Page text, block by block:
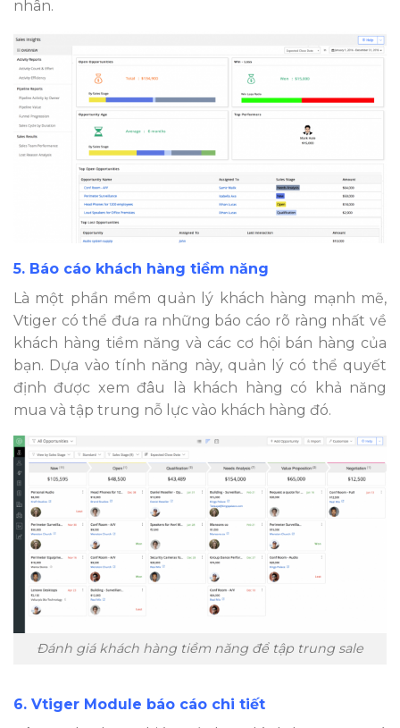
nhân.
5. Báo cáo khách hàng tiềm năng
Là một phần mềm quản lý khách hàng mạnh mẽ,
Vtiger có thể đưa ra những báo cáo rõ ràng nhất về
khách hàng tiềm năng và các cơ hội bán hàng của
bạn. Dựa vào tính năng này, quản lý có thể quyết
định được xem đâu là khách hàng có khả năng
mua và tập trung nỗ lực vào khách hàng đó.
Đánh giá khách hàng tiềm năng để tập trung sale
6. Vtiger Module báo cáo chi tiết